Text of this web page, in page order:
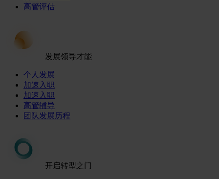
高管评估
发展领导才能
个人发展
加速入职
加速入职
高管辅导
团队发展历程
开启转型之门